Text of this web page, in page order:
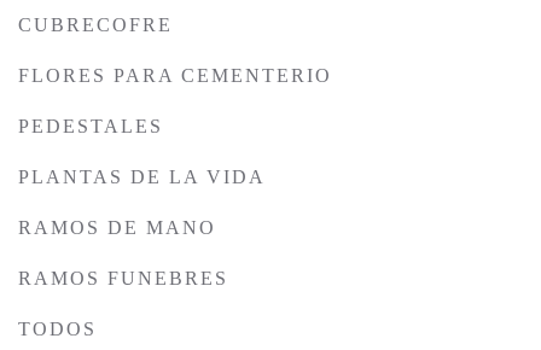
CUBRECOFRE
FLORES PARA CEMENTERIO
PEDESTALES
PLANTAS DE LA VIDA
RAMOS DE MANO
RAMOS FUNEBRES
TODOS